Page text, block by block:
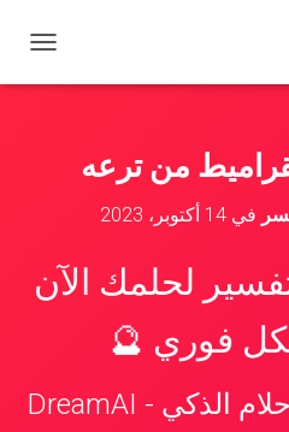
ب
ل
من ترعه
في14 أكتوبر، 2023
لحلمك الآن
فوري 🔮
📱 تطبيق تفسير الأحلام الذكي - DreamAI